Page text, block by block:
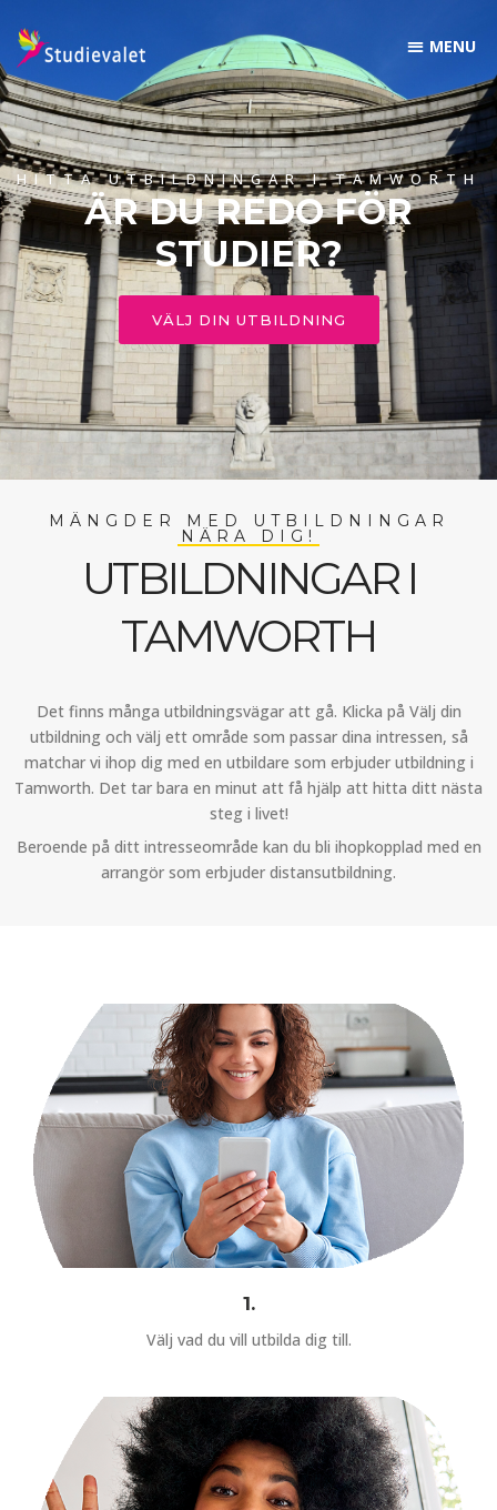
HITTA UTBILDNINGAR I TAMWORTH
ÄR DU REDO FÖR
STUDIER?
VÄLJ DIN UTBILDNING
MÄNGDER MED UTBILDNINGAR
NÄRA DIG!
UTBILDNINGAR I
TAMWORTH
Det finns många utbildningsvägar att gå. Klicka på Välj din
utbildning och välj ett område som passar dina intressen, så
matchar vi ihop dig med en utbildare som erbjuder utbildning i
Tamworth. Det tar bara en minut att få hjälp att hitta ditt nästa
steg i livet!
Beroende på ditt intresseområde kan du bli ihopkopplad med en
arrangör som erbjuder distansutbildning.
1.
Välj vad du vill utbilda dig till.